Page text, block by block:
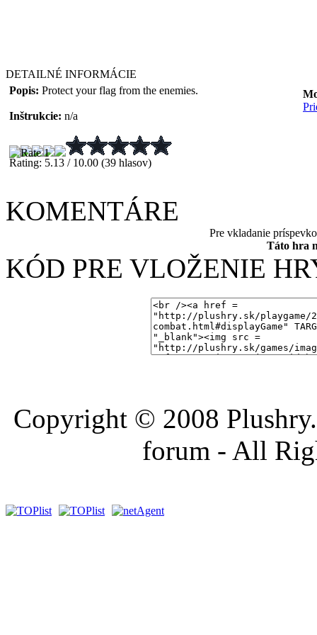
DETAILNÉ INFORMÁCIE
Popis: Protect your flag from the enemies.
Inštrukcie: n/a
Rating: 5.13 / 10.00 (39 hlasov)
KOMENTÁRE
Pre vkladanie
Táto hra
KÓD PRE VLOŽENIE
Copyright © 2008
forum - All